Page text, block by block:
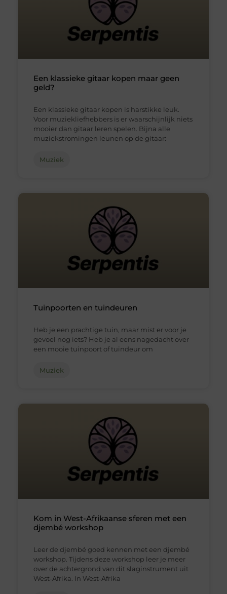
Een klassieke gitaar kopen maar geen
geld?
Een klassieke gitaar kopen is harstikke leuk.
Voor muziekliefhebbers is er waarschijnlijk niets
mooier dan gitaar leren spelen. Bijna alle
muziekstromingen leunen op de gitaar:
Muziek
Tuinpoorten en tuindeuren
Heb je een prachtige tuin, maar mist er voor je
gevoel nog iets? Heb je al eens nagedacht over
een mooie tuinpoort of tuindeur om
Muziek
Kom in West-Afrikaanse sferen met een
djembé workshop
Leer de djembé goed kennen met een djembé
workshop. Tijdens deze workshop leer je meer
over de achtergrond van dit slaginstrument uit
West-Afrika. In West-Afrika